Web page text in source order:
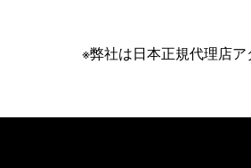
※弊社は日本正規代理店